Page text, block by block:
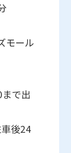
モール
で出
後24